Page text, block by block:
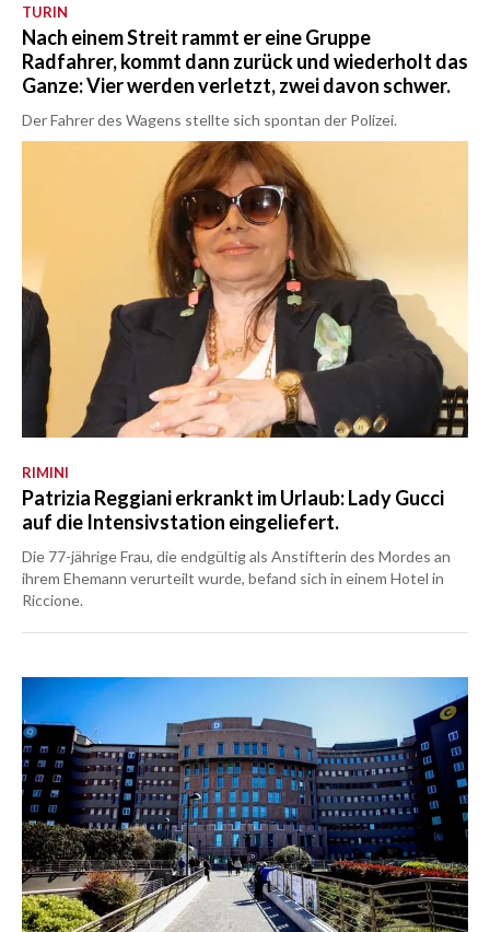
TURIN
Nach einem Streit rammt er eine Gruppe
Radfahrer, kommt dann zurück und wiederholt das
Ganze: Vier werden verletzt, zwei davon schwer.
Der Fahrer des Wagens stellte sich spontan der Polizei.
RIMINI
Patrizia Reggiani erkrankt im Urlaub: Lady Gucci
auf die Intensivstation eingeliefert.
Die 77-jährige Frau, die endgültig als Anstifterin des Mordes an
ihrem Ehemann verurteilt wurde, befand sich in einem Hotel in
Riccione.